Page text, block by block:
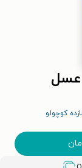
عسل
کوچولو